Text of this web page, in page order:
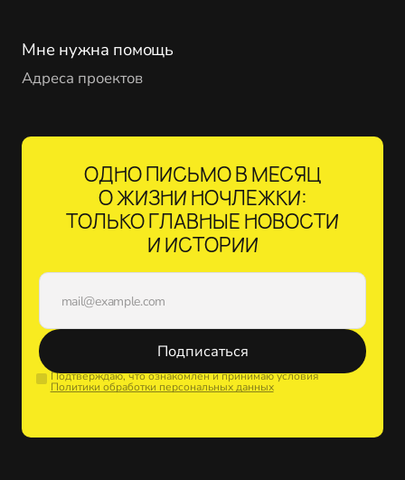
Мне нужна помощь
Адреса проектов
ОДНО ПИСЬМО В МЕСЯЦ
О ЖИЗНИ НОЧЛЕЖКИ:
ТОЛЬКО ГЛАВНЫЕ НОВОСТИ
И ИСТОРИИ
Подписаться
Подтверждаю, что ознакомлен и принимаю условия
Политики обработки персональных данных